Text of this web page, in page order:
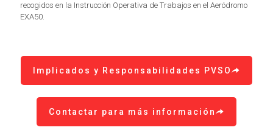
recogidos en la Instrucción Operativa de Trabajos en el Aeródromo
EXA50.
Implicados y Responsabilidades PVSO
Contactar para más información